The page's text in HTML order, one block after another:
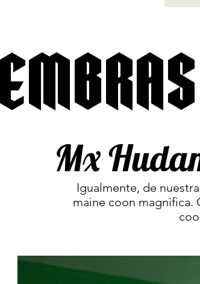
Mx
Igualmente, de
maine coon magnifica.